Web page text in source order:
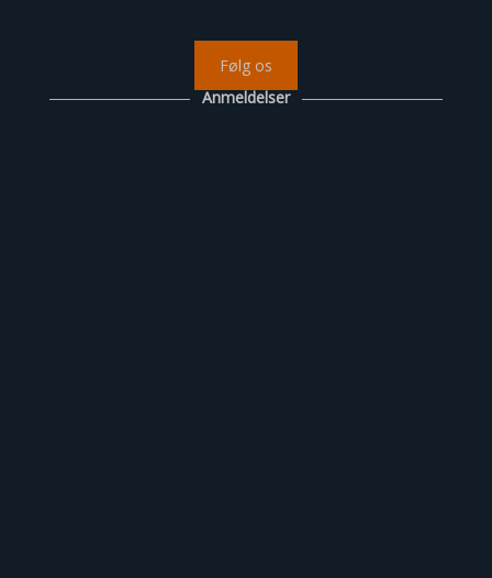
Følg os
Anmeldelser